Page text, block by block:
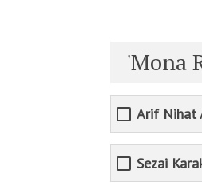
'Mona
Arif Nihat
Sezai